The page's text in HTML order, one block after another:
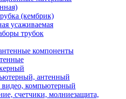
(кембрик)
усаживаемая
трубок
компоненты
антенный
компьютерный
счетчики, молниезащита,